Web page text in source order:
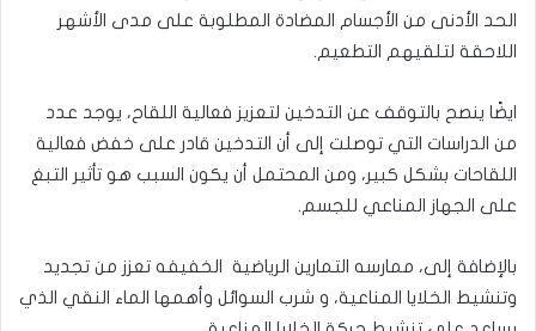
الحد الأدنى من الأجسام المضادة المطلوبة على مدى الأشهر
اللاحقة لتلقيهم التطعيم.
ايضًا ينصح بالتوقف عن التدخين لتعزيز فعالية اللقاح، يوجد عدد
من الدراسات التي توصلت إلى أن التدخين قادر على خفض فعالية
اللقاحات بشكل كبير، ومن المحتمل أن يكون السبب هو تأثير التبغ
على الجهاز المناعي للجسم.
بالإضافة إلى، ممارسه التمارين الرياضية الخفيفه تعزز من تجديد
وتنشيط الخلايا المناعية، و شرب السوائل وأهمها الماء النقي الذي